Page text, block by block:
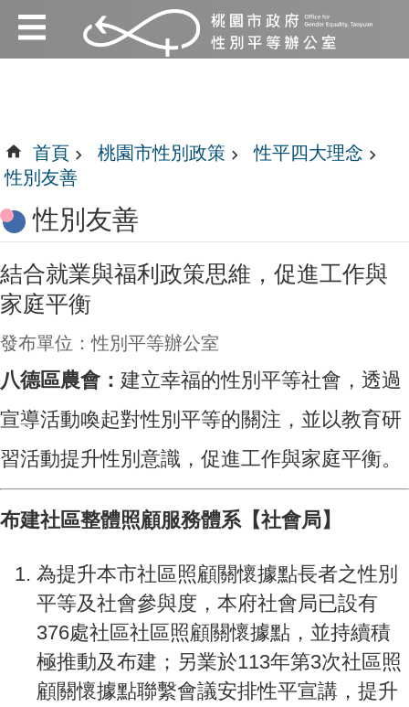
跳到主要內容區塊
:::
:::
首頁 桃園市性別政策
性平四大理念
性別友善
性別友善
結合就業與福利政策思維，促進工作與
家庭平衡
發布單位：性別平等辦公室
八德區農會： 建立幸福的性別平等社會，透過
宣導活動喚起對性別平等的關注，並以教育研
習活動提升性別意識，促進工作與家庭平衡。
布建社區整體照顧服務體系【社會局】
為提升本市社區照顧關懷據點長者之性別
平等及社會參與度，本府社會局已設有
376處社區社區照顧關懷據點，並持續積
極推動及布建；另業於113年第3次社區照
顧關懷據點聯繫會議安排性平宣講，提升